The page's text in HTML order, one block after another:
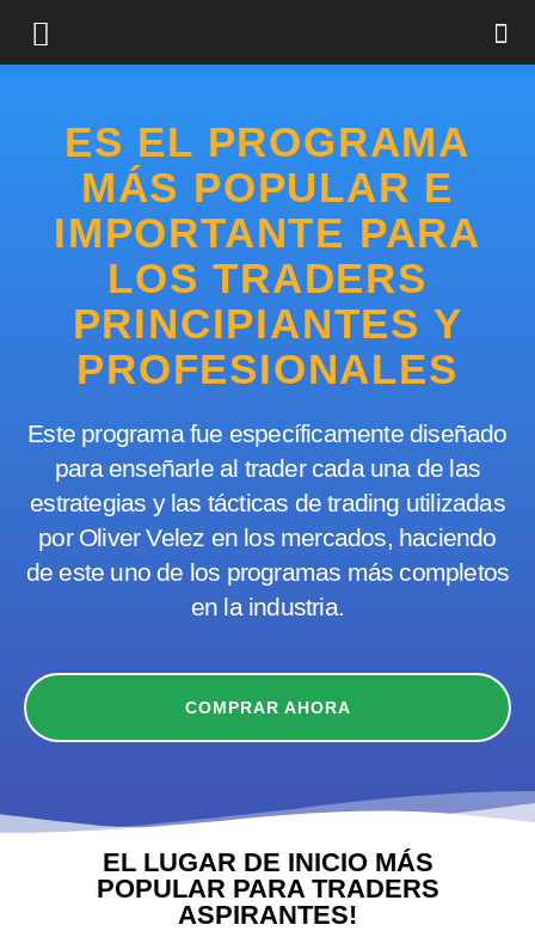
ES EL PROGRAMA
MÁS POPULAR E
IMPORTANTE PARA
LOS TRADERS
PRINCIPIANTES Y
PROFESIONALES
Este programa fue específicamente diseñado
para enseñarle al trader cada una de las
estrategias y las tácticas de trading utilizadas
por Oliver Velez en los mercados, haciendo
de este uno de los programas más completos
en la industria.
COMPRAR AHORA
EL LUGAR DE INICIO MÁS
POPULAR PARA TRADERS
ASPIRANTES!